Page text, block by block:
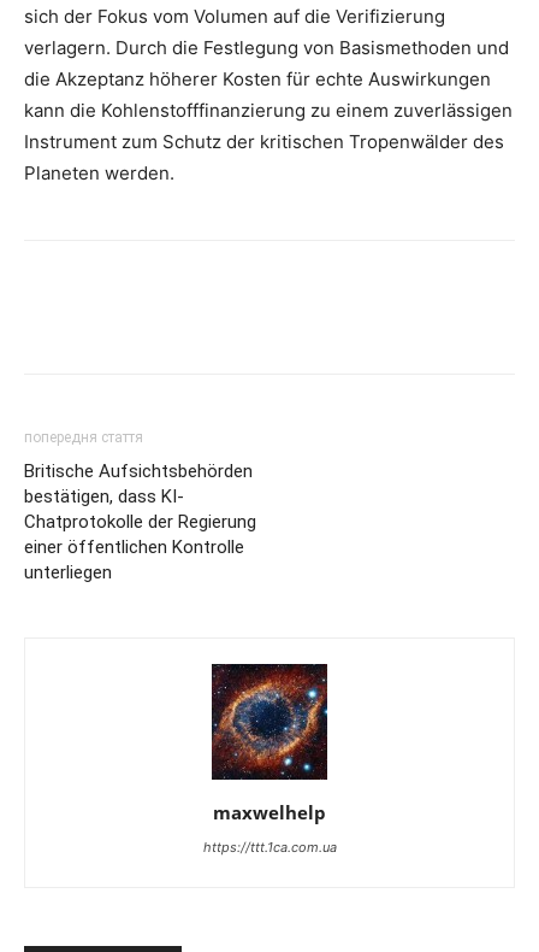
sich der Fokus vom Volumen auf die Verifizierung
verlagern. Durch die Festlegung von Basismethoden und
die Akzeptanz höherer Kosten für echte Auswirkungen
kann die Kohlenstofffinanzierung zu einem zuverlässigen
Instrument zum Schutz der kritischen Tropenwälder des
Planeten werden.
попередня стаття
Britische Aufsichtsbehörden
bestätigen, dass KI-
Chatprotokolle der Regierung
einer öffentlichen Kontrolle
unterliegen
maxwelhelp
https://ttt.1ca.com.ua